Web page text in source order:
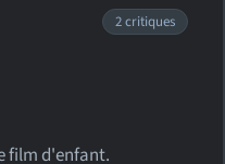
2 critiques
film d'enfant.